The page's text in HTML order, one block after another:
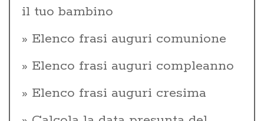
il tuo bambino
Elenco frasi auguri comunione
Elenco frasi auguri compleanno
Elenco frasi auguri cresima